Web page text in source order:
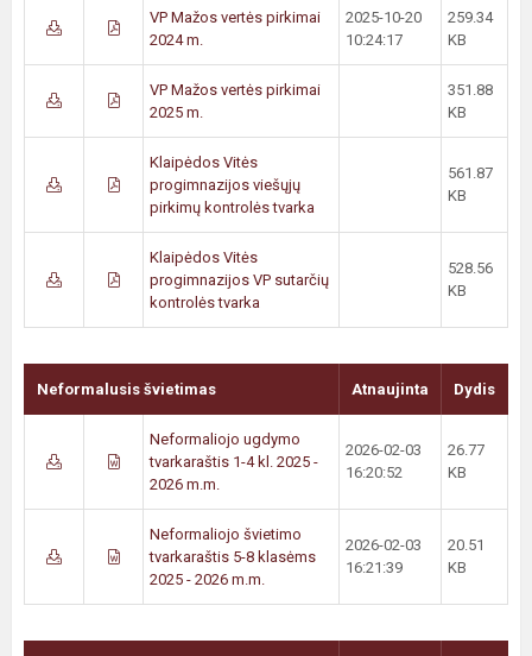
VP Mažos vertės pirkimai
2024 m.
2025-10-20
10:24:17
259.34
KB
VP Mažos vertės pirkimai
2025 m.
351.88
KB
Klaipėdos Vitės
progimnazijos viešųjų
pirkimų kontrolės tvarka
561.87
KB
Klaipėdos Vitės
progimnazijos VP sutarčių
kontrolės tvarka
528.56
KB
Neformalusis švietimas Atnaujinta Dydis
Neformaliojo ugdymo
tvarkaraštis 1-4 kl. 2025 -
2026 m.m.
2026-02-03
16:20:52
26.77
KB
Neformaliojo švietimo
tvarkaraštis 5-8 klasėms
2025 - 2026 m.m.
2026-02-03
16:21:39
20.51
KB